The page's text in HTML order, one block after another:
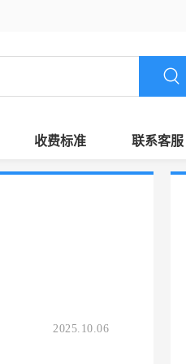
收费标准 联系客服
2025.10.06